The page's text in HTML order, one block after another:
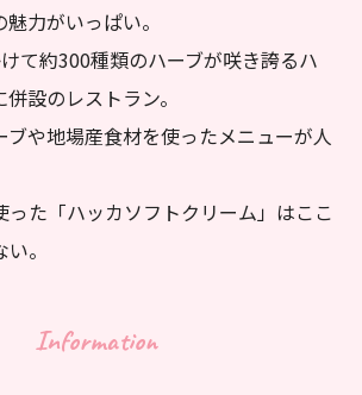
力がいっぱい。
て約300種類のハーブが咲き誇るハ
設のレストラン。
ブや地場産食材を使ったメニューが人
った「ハッカソフトクリーム」はここ
。
Information